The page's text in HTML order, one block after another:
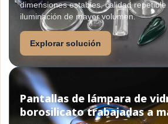
dimensiones estables, calidad
iluminación de mayor volumen.
Explorar solución
Pantallas de lámpara de
borosilicato trabajadas a